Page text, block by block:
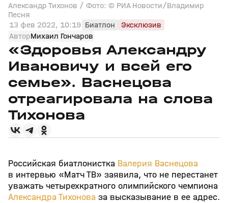
Александр Тихонов / Фото: © РИА Новости/Владимир
Песня
13 фев 2022, 10:19 Биатлон
Эксклюзив
АвторМихаил Гончаров
«Здоровья Александру
Ивановичу и всей его
семье». Васнецова
отреагировала на слова
Тихонова
Российская биатлонистка Валерия Васнецова
в интервью «Матч ТВ» заявила, что не перестанет
уважать четырехкратного олимпийского чемпиона
Александра Тихонова за высказывание в ее адрес.